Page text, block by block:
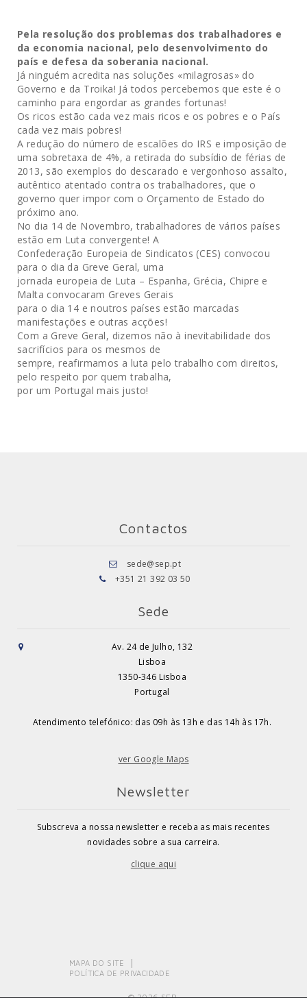
Pela resolução dos problemas dos trabalhadores e
da economia nacional, pelo desenvolvimento do
país e defesa da soberania nacional.
Já ninguém acredita nas soluções «milagrosas» do
Governo e da Troika! Já todos percebemos que este é o
caminho para engordar as grandes fortunas!
Os ricos estão cada vez mais ricos e os pobres e o País
cada vez mais pobres!
A redução do número de escalões do IRS e imposição de
uma sobretaxa de 4%, a retirada do subsídio de férias de
2013, são exemplos do descarado e vergonhoso assalto,
autêntico atentado contra os trabalhadores, que o
governo quer impor com o Orçamento de Estado do
próximo ano.
No dia 14 de Novembro, trabalhadores de vários países
estão em Luta convergente! A
Confederação Europeia de Sindicatos (CES) convocou
para o dia da Greve Geral, uma
jornada europeia de Luta – Espanha, Grécia, Chipre e
Malta convocaram Greves Gerais
para o dia 14 e noutros países estão marcadas
manifestações e outras acções!
Com a Greve Geral, dizemos não à inevitabilidade dos
sacrifícios para os mesmos de
sempre, reafirmamos a luta pelo trabalho com direitos,
pelo respeito por quem trabalha,
por um Portugal mais justo!
Contactos
sede@sep.pt
+351 21 392 03 50
Sede
Av. 24 de Julho, 132
Lisboa
1350-346 Lisboa
Portugal
Atendimento telefónico: das 09h às 13h e das 14h às 17h.
ver Google Maps
Newsletter
Subscreva a nossa newsletter e receba as mais recentes
novidades sobre a sua carreira.
clique aqui
MAPA DO SITE
POLÍTICA DE PRIVACIDADE